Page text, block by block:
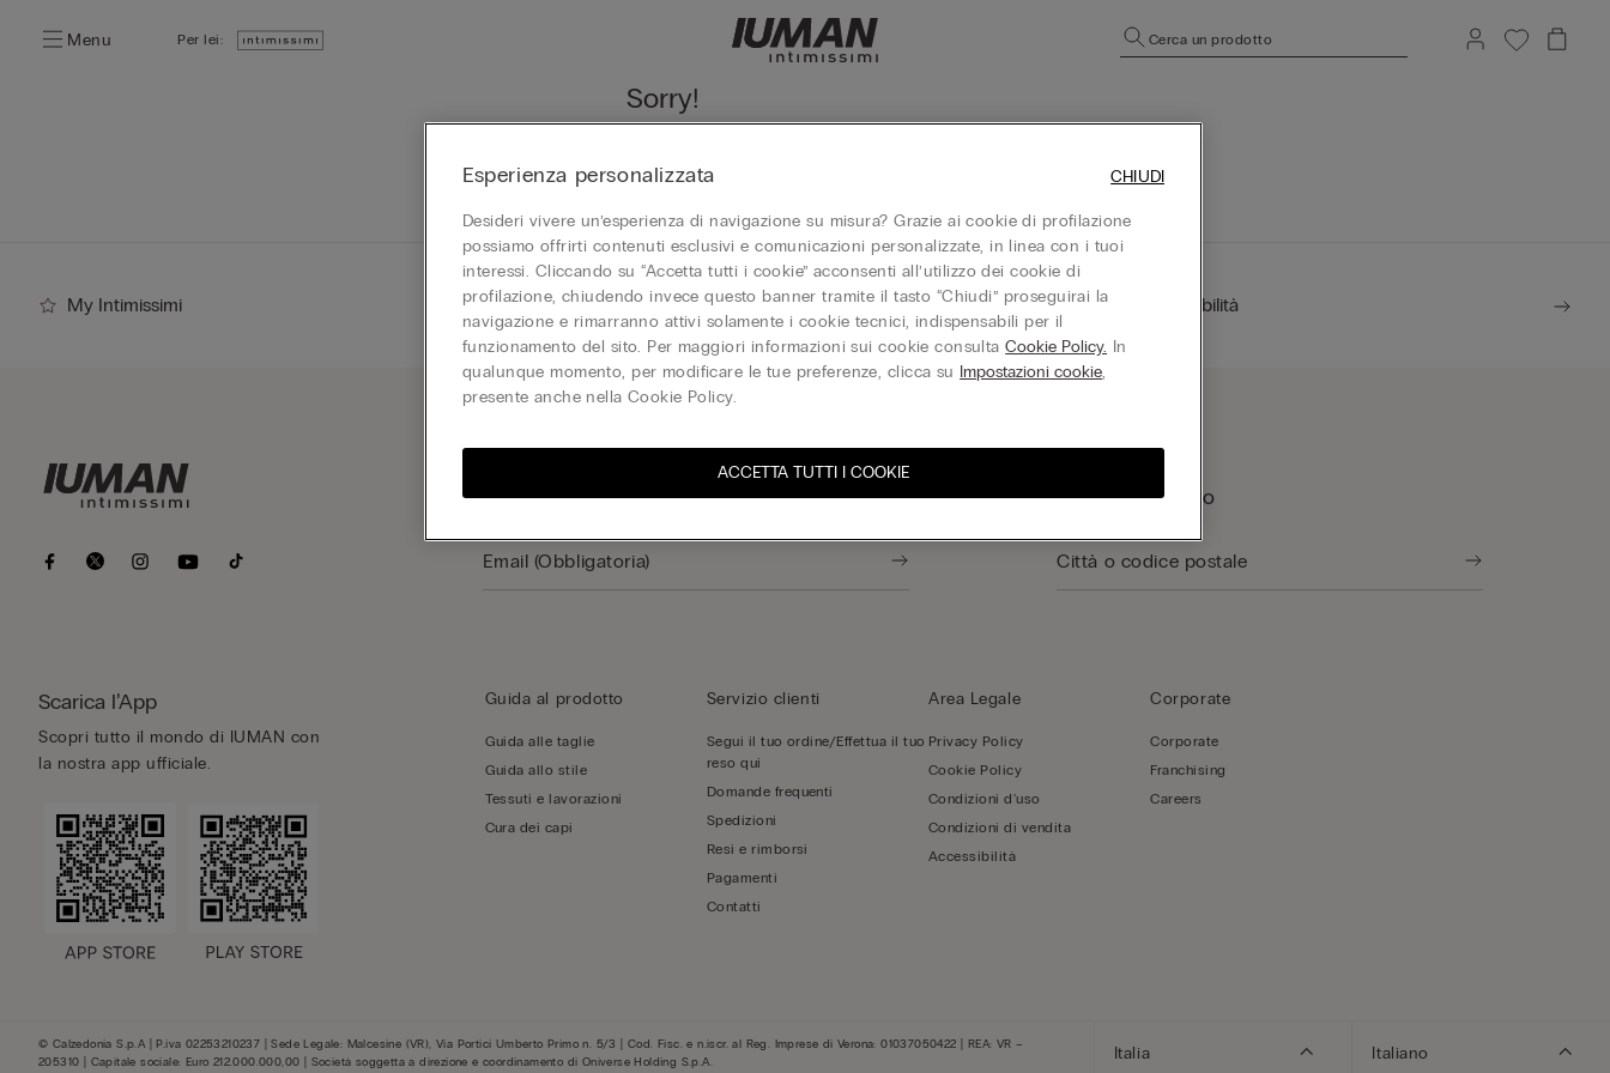
Menu Per lei: Cerca un prodotto
Sorry!
My Intimissimi Gift Card Sostenibilità
Scarica l’App
Scopri tutto il mondo di IUMAN con
la nostra app ufficiale.
Iscriviti alla newsletter Trova un negozio
Guida al prodotto
Guida alle taglie
Guida allo stile
Tessuti e lavorazioni
Cura dei capi
Servizio clienti
Segui il tuo ordine/Effettua il tuo
reso qui
Domande frequenti
Spedizioni
Resi e rimborsi
Pagamenti
Contatti
Area Legale
Privacy Policy
Cookie Policy
Condizioni d'uso
Condizioni di vendita
Accessibilità
Corporate
Corporate
Franchising
Careers
© Calzedonia S.p.A | P.iva 02253210237 | Sede Legale: Malcesine (VR), Via Portici Umberto Primo n. 5/3 | Cod. Fisc. e n.iscr. al Reg. Imprese di Verona: 01037050422 | REA: VR –
205310 | Capitale sociale: Euro 212.000.000,00 | Società soggetta a direzione e coordinamento di Oniverse Holding S.p.A.
Italia Italiano
Esperienza personalizzata
Desideri vivere un’esperienza di navigazione su misura? Grazie ai cookie di profilazione
possiamo offrirti contenuti esclusivi e comunicazioni personalizzate, in linea con i tuoi
interessi. Cliccando su “Accetta tutti i cookie” acconsenti all’utilizzo dei cookie di
profilazione, chiudendo invece questo banner tramite il tasto “Chiudi” proseguirai la
navigazione e rimarranno attivi solamente i cookie tecnici, indispensabili per il
funzionamento del sito. Per maggiori informazioni sui cookie consultaCookie Policy. In
qualunque momento, per modificare le tue preferenze, clicca su Impostazioni cookie,
presente anche nella Cookie Policy.
ACCETTA TUTTI I COOKIE
CHIUDI